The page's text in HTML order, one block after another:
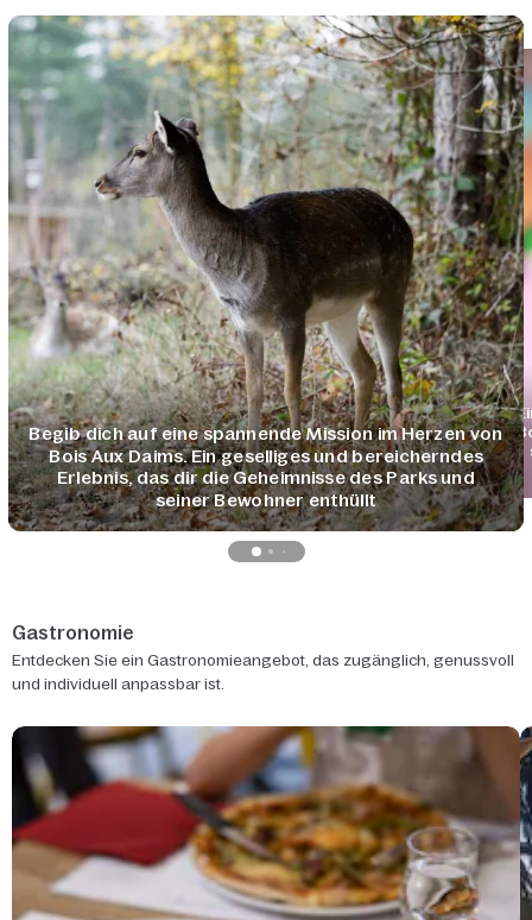
Begib dich auf eine spannende Mission im Herzen von
Bois Aux Daims. Ein geselliges und bereicherndes
Erlebnis, das dir die Geheimnisse des Parks und
seiner Bewohner enthüllt
Gastronomie
Entdecken Sie ein Gastronomieangebot, das zugänglich, genussvoll
und individuell anpassbar ist.